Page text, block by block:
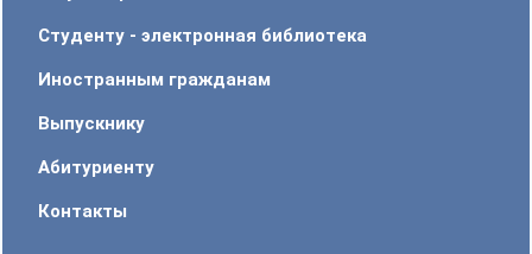
Студенту - электронная библиотека
Иностранным гражданам
Выпускнику
Абитуриенту
Контакты